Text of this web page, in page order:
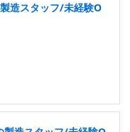
造スタッフ/未経験O